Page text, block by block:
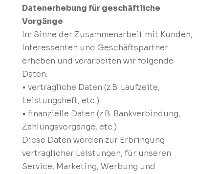
Datenerhebung für geschäftliche
Vorgänge
Im Sinne der Zusammenarbeit mit Kunden,
Interessenten und Geschäftspartner
erheben und verarbeiten wir folgende
Daten:
• vertragliche Daten (z.B. Laufzeite,
Leistungsheft, etc.)
• finanzielle Daten (z.B. Bankverbindung,
Zahlungsvorgänge, etc.)
Diese Daten werden zur Erbringung
vertraglicher Leistungen, für unseren
Service, Marketing, Werbung und